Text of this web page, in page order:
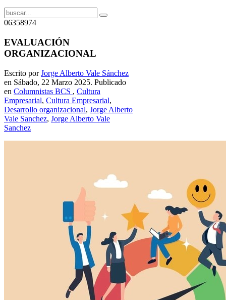
06358974
EVALUACIÓN
ORGANIZACIONAL
Escrito porJorge Alberto Vale Sánchez
en Sábado, 22 Marzo 2025. Publicado
en Columnistas BCS , Cultura
Empresarial, Cultura Empresarial,
Desarrollo organizacional, Jorge Alberto
Vale Sanchez, Jorge Alberto Vale
Sanchez